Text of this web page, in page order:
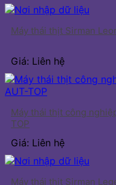
Máy thái thịt Sirman
Giá: Liên hệ
Máy thái thịt công
TOP
Giá: Liên hệ
Máy thái thịt Sirman